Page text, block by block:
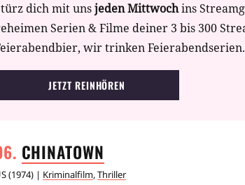
dich mit unsjeden Mittwochins
Serien & Filme deiner 3 bis 300
wir trinken Feierabendserien.
JETZT REINHÖREN
CHINATOWN
(1974) | Kriminalfilm,Thriller